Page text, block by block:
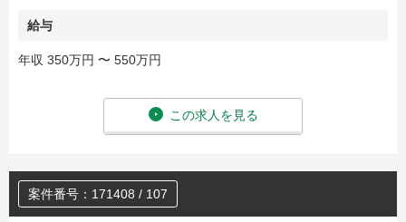
給与
年収 350万円 〜 550万円
この求人を見る
案件番号：171408 / 107